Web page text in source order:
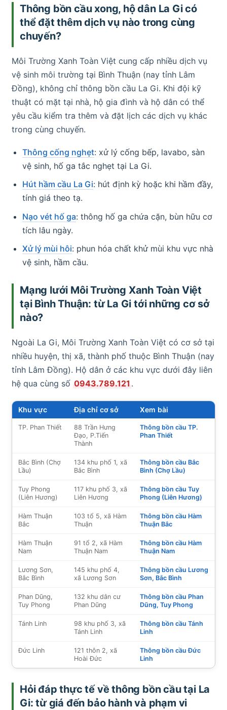
Thông bồn cầu xong, hộ dân La Gi có
thể đặt thêm dịch vụ nào trong cùng
chuyến?
Môi Trường Xanh Toàn Việt cung cấp nhiều dịch vụ
vệ sinh môi trường tại Bình Thuận (nay tỉnh Lâm
Đồng), không chỉ thông bồn cầu La Gi. Khi đội kỹ
thuật có mặt tại nhà, hộ gia đình và hộ dân có thể
yêu cầu kiểm tra thêm và đặt lịch các dịch vụ khác
trong cùng chuyến.
Thông cống nghẹt: xử lý cống bếp, lavabo, sàn
vệ sinh, hố ga tắc nghẹt tại La Gi.
Hút hầm cầu La Gi: hút định kỳ hoặc khi hầm đầy,
tính giá theo tạ.
Nạo vét hố ga: thông hố ga chứa cặn, bùn hữu cơ
tích lâu ngày.
Xử lý mùi hôi: phun hóa chất khử mùi khu vực nhà
vệ sinh, hầm cầu.
Mạng lưới Môi Trường Xanh Toàn Việt
tại Bình Thuận: từ La Gi tới những cơ sở
nào?
Ngoài La Gi, Môi Trường Xanh Toàn Việt có cơ sở tại
nhiều huyện, thị xã, thành phố thuộc Bình Thuận (nay
tỉnh Lâm Đồng). Hộ dân ở các khu vực dưới đây liên
hệ qua cùng số 0943.789.121 .
Khu vực Địa chỉ cơ sở Xem bài
TP. Phan Thiết
88 Trần Hưng
Đạo, P.Tiến
Thành
Thông bồn cầu TP.
Phan Thiết
Bắc Bình (Chợ
Lầu)
134 khu phố 1, xã
Bắc Bình
Thông bồn cầu Bắc
Bình (Chợ Lầu)
Tuy Phong
(Liên Hương)
117 khu phố 3, xã
Liên Hương
Thông bồn cầu Tuy
Phong (Liên Hương)
Hàm Thuận
Bắc
103 tổ 5, xã Hàm
Thuận
Thông bồn cầu Hàm
Thuận Bắc
Hàm Thuận
Nam
91 tổ 2, xã Hàm
Thuận Nam
Thông bồn cầu Hàm
Thuận Nam
Lương Sơn,
Bắc Bình
145 khu phố 4,
xã Lương Sơn
Thông bồn cầu Lương
Sơn, Bắc Bình
Phan Dũng,
Tuy Phong
132 khu dân cư
Phan Dũng
Thông bồn cầu Phan
Dũng, Tuy Phong
Tánh Linh
98 khu phố 3, xã
Tánh Linh
Thông bồn cầu Tánh
Linh
Đức Linh
121 thôn 2, xã
Hoài Đức
Thông bồn cầu Đức
Linh
Hỏi đáp thực tế về thông bồn cầu tại La
Gi: từ giá đến bảo hành và phạm vi